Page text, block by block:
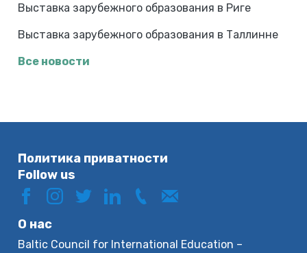
Выставка зарубежного образования в Риге
Выставка зарубежного образования в Таллинне
Все новости
Политика приватности
Follow us
О нас
Baltic Council for International Education –